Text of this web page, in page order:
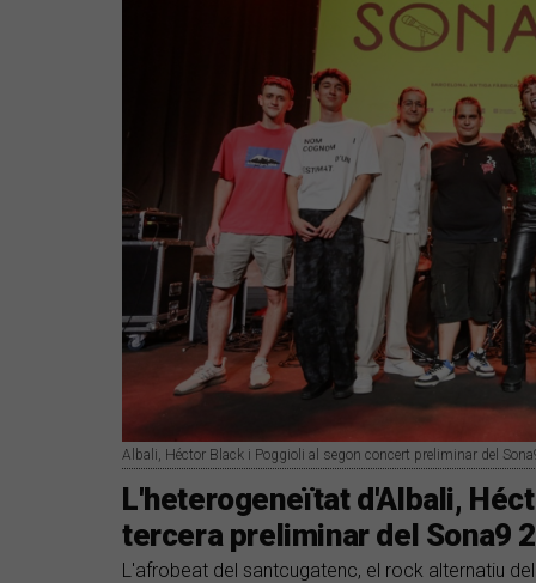
Albali, Héctor Black i Poggioli al segon concert preliminar del
L'heterogeneïtat d'Albali,
tercera preliminar del Sona9
L'afrobeat del santcugatenc, el rock alternatiu